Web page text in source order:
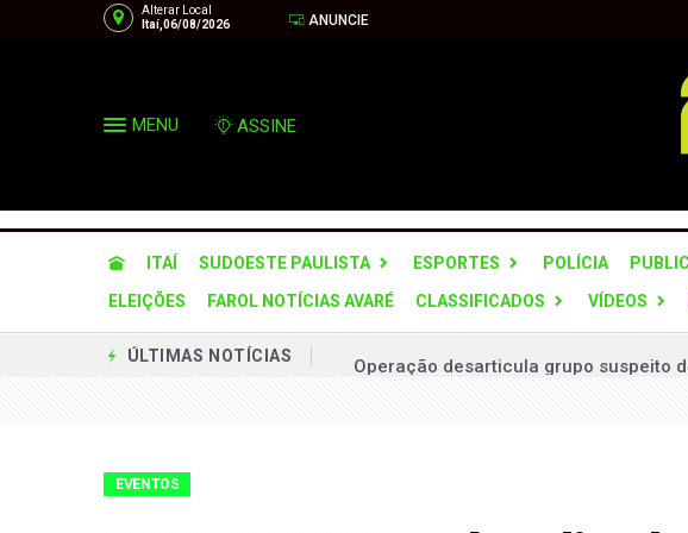
Alterar Local
Itaí,06/08/2026
ANUNCIE
MENU ASSINE
ITAÍ SUDOESTE PAULISTA ESPORTES POLÍCIA
ELEIÇÕES
FAROL NOTÍCIAS AVARÉ CLASSIFICADOS VÍDEOS
ÚLTIMAS NOTÍCIAS
Operação desarticula grupo suspeito
Procurador explica modelo jurídico
EVENTOS